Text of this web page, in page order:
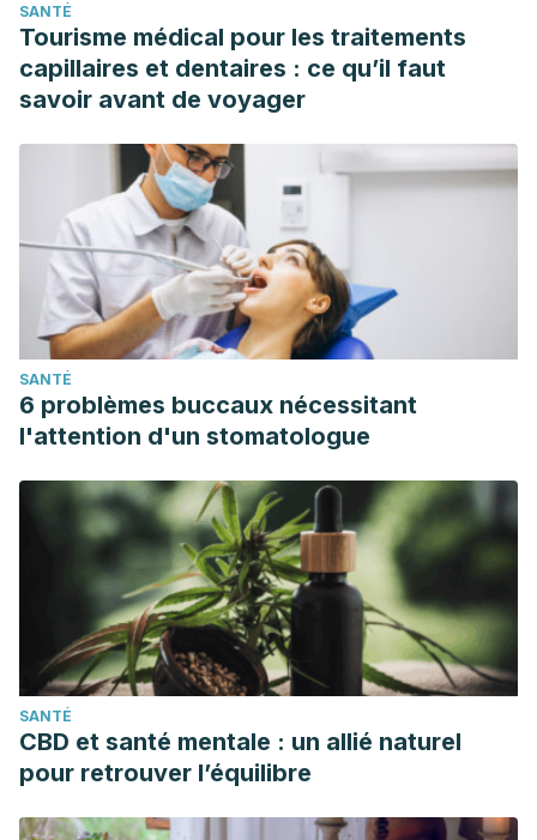
https://www.rhs.org.uk/plants/7568/galanthus-nivalis/details
The Royal Horticultural Society. (s.f.).Helleborus niger
Consultado el 28 de noviembre de 2023.
https://www.rhs.org.uk/plants/8575/helleborus-niger/details
The Royal Horticultural Society. (s.f.).
Lonicera
fragrantissima. RHS. Consultado el 28 de noviembre de
2023.
https://www.rhs.org.uk/plants/68665/lonicera-
fragrantissima/details
The Royal Horticultural Society. (s.f.).Phalaenopsis amabilis
RHS. Consultado el 28 de noviembre de 2023.
https://www.rhs.org.uk/plants/119644/phalaenopsis-
amabilis/details
Consultado el 28 de noviembre de 2023.
https://www.rhs.org.uk/plants/18950/viburnum-tinus/details
The Royal Horticultural Society. (s.f.).Viburnum ×
bodnantense. RHS. Consultado el 29 de noviembre de
https://www.rhs.org.uk/plants/92788/viburnum-
bodnantense/details
SANTÉ
Tourisme médical pour les traitements
capillaires et dentaires : ce qu’il faut
savoir avant de voyager
SANTÉ
6 problèmes buccaux nécessitant
l'attention d'un stomatologue
SANTÉ
CBD et santé mentale : un allié naturel
pour retrouver l’équilibre